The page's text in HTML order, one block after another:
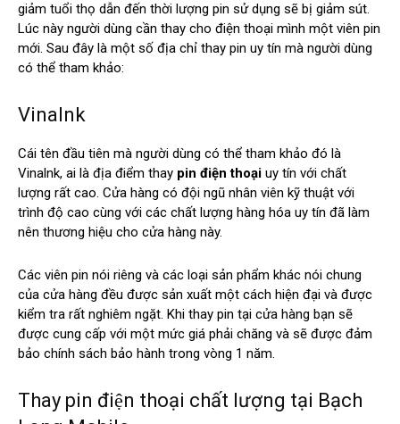
giảm tuổi thọ dẫn đến thời lượng pin sử dụng sẽ bị giảm sút.
Lúc này người dùng cần thay cho điện thoại mình một viên pin
mới. Sau đây là một số địa chỉ thay pin uy tín mà người dùng
có thể tham khảo:
Vinalnk
Cái tên đầu tiên mà người dùng có thể tham khảo đó là
Vinalnk, ai là địa điểm thay pin điện thoại uy tín với chất
lượng rất cao. Cửa hàng có đội ngũ nhân viên kỹ thuật với
trình độ cao cùng với các chất lượng hàng hóa uy tín đã làm
nên thương hiệu cho cửa hàng này.
Các viên pin nói riêng và các loại sản phẩm khác nói chung
của cửa hàng đều được sản xuất một cách hiện đại và được
kiểm tra rất nghiêm ngặt. Khi thay pin tại cửa hàng bạn sẽ
được cung cấp với một mức giá phải chăng và sẽ được đảm
bảo chính sách bảo hành trong vòng 1 năm.
Thay pin điện thoại chất lượng tại Bạch